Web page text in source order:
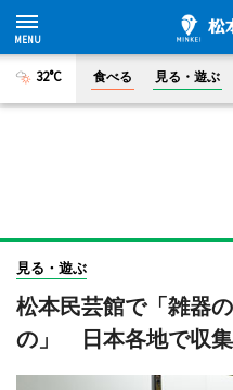
32°C 食べる 見る・遊ぶ
見る・遊ぶ
松本民芸館で「雑器
の」 日本各地で収